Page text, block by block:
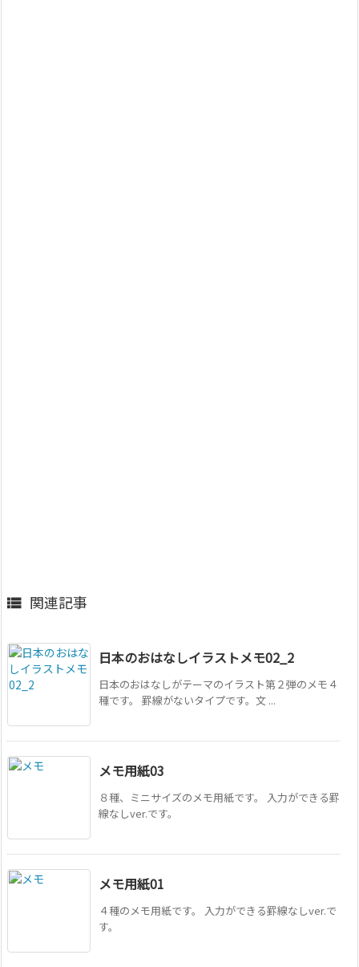
 関連記事
日本のおはなしイラストメモ02_2
日本のおはなしがテーマのイラスト第２弾のメモ４
種です。 罫線がないタイプです。文 ...
メモ用紙03
８種、ミニサイズのメモ用紙です。 入力ができる罫
線なしver.です。
メモ用紙01
４種のメモ用紙です。 入力ができる罫線なしver.で
す。